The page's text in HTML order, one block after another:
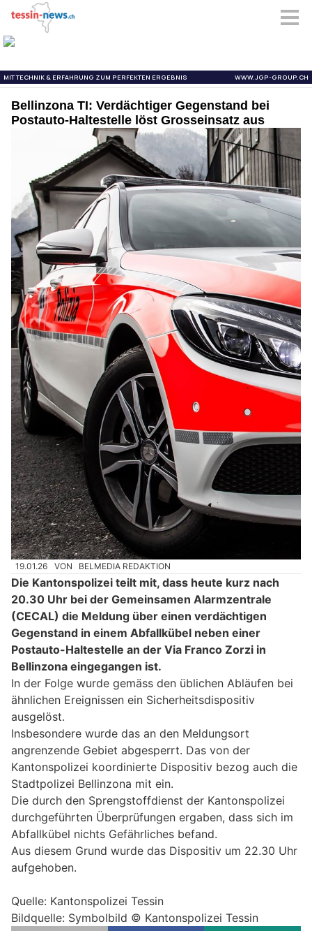
Bellinzona TI: Verdächtiger Gegenstand bei
Postauto-Haltestelle löst Grosseinsatz aus
19.01.26 VON BELMEDIA REDAKTION
Die Kantonspolizei teilt mit, dass heute kurz nach
20.30 Uhr bei der Gemeinsamen Alarmzentrale
(CECAL) die Meldung über einen verdächtigen
Gegenstand in einem Abfallkübel neben einer
Postauto-Haltestelle an der Via Franco Zorzi in
Bellinzona eingegangen ist.
In der Folge wurde gemäss den üblichen Abläufen bei
ähnlichen Ereignissen ein Sicherheitsdispositiv
ausgelöst.
Insbesondere wurde das an den Meldungsort
angrenzende Gebiet abgesperrt. Das von der
Kantonspolizei koordinierte Dispositiv bezog auch die
Stadtpolizei Bellinzona mit ein.
Die durch den Sprengstoffdienst der Kantonspolizei
durchgeführten Überprüfungen ergaben, dass sich im
Abfallkübel nichts Gefährliches befand.
Aus diesem Grund wurde das Dispositiv um 22.30 Uhr
aufgehoben.
Quelle: Kantonspolizei Tessin
Bildquelle: Symbolbild © Kantonspolizei Tessin